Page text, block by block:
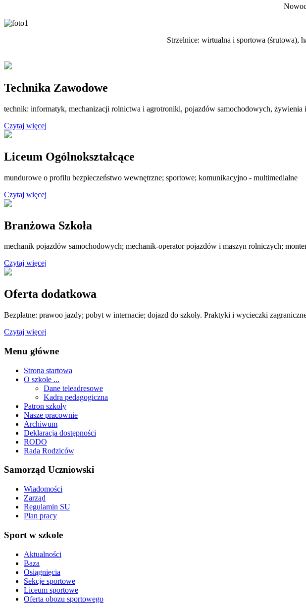
Strzelnice: wirtualna i sportowa (śrutowa),
Technika Zawodowe
technik: informatyk, mechanizacji rolnictwa i agrotroniki, pojazdów samochodowych, żywienia i
Czytaj więcej
Liceum Ogólnokształcące
mundurowe o profilu bezpieczeństwo wewnętrzne; sportowe; komunikacyjno - multimedialne
Czytaj więcej
Branżowa Szkoła
mechanik pojazdów samochodowych; mechanik-operator pojazdów i maszyn rolniczych;
Czytaj więcej
Oferta dodatkowa
Bezpłatne: prawoo jazdy; pobyt w internacie; dojazd do szkoły. Praktyki i wycieczki
Czytaj więcej
Menu główne
Strona startowa
O szkole ...
Dane teleadresowe
Kadra pedagogiczna
Patron szkoły
Nasze pracownie
Archiwum
Deklaracja dostępności
RODO
Rada Rodziców
Samorząd Uczniowski
Wiadomości
Zarząd
Regulamin SU
Plan pracy
Sport w szkole
Aktualności
Baza
Osiągnięcia
Sekcje sportowe
Liceum sportowe
Oferta obozu sportowego